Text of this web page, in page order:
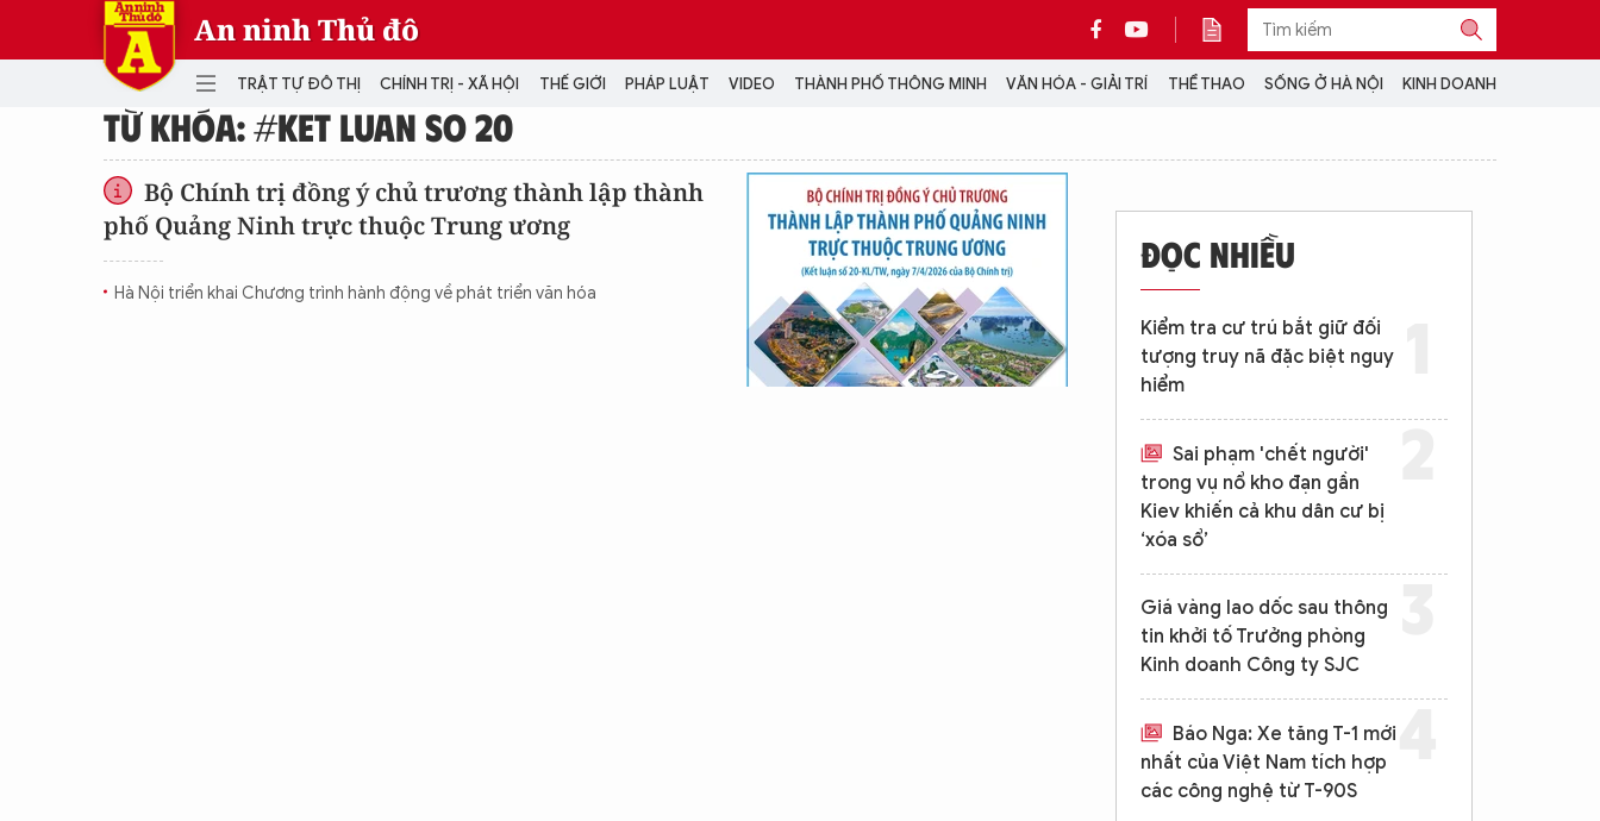
An ninh Thủ đô
TRẬT TỰ ĐÔ THỊ CHÍNH TRỊ - XÃ HỘI THẾ GIỚI PHÁP LUẬT VIDEO THÀNH PHỐ THÔNG MINH VĂN HÓA - GIẢI TRÍ THỂ THAO SỐNG Ở HÀ NỘI KINH DOANH
TRẬT TỰ ĐÔ THỊ CHÍNH TRỊ - XÃ HỘI
THẾ GIỚI PHÁP LUẬT
VIDEO
PODCAST
ẢNH
LONGFORM
INFOGRAPHIC
LỊCH VẠN SỰ
CỘNG TÁC VỚI ANTĐ
TRA CỨU XE
HOTLINE: 032 9907 579
TỪ KHÓA: #KET LUAN SO 20
Bộ Chính trị đồng ý chủ trương thành lập thành
phố Quảng Ninh trực thuộc Trung ương
Hà Nội triển khai Chương trình hành động về phát triển văn hóa
ĐỌC NHIỀU
Kiểm tra cư trú bắt giữ đối
tượng truy nã đặc biệt nguy
hiểm
Sai phạm 'chết người'
trong vụ nổ kho đạn gần
Kiev khiến cả khu dân cư bị
‘xóa sổ’
Giá vàng lao dốc sau thông
tin khởi tố Trưởng phòng
Kinh doanh Công ty SJC
Báo Nga: Xe tăng T-1 mới
nhất của Việt Nam tích hợp
các công nghệ từ T-90S